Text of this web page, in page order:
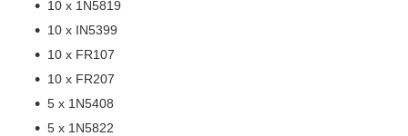
10 x 1N5819
10 x IN5399
10 x FR107
10 x FR207
5 x 1N5408
5 x 1N5822